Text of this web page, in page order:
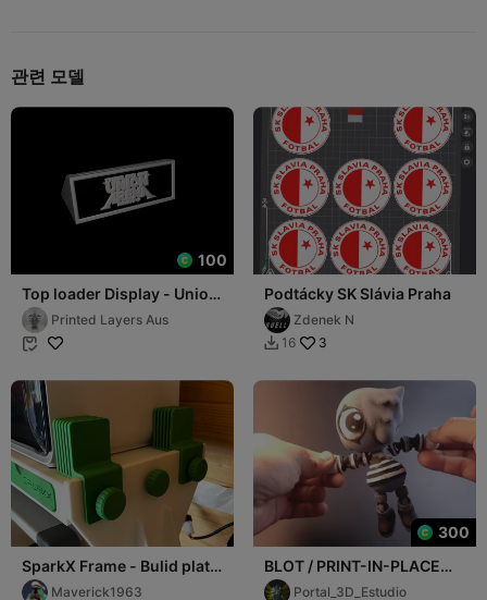
관련 모델
100
Top loader Display - Union
ArenaPrinted Layers Aus

Podtácky SK Slávia Praha
Zdenek N
 16 3
SparkX Frame - Bulid plate
storage bracket
Maverick1963
300
BLOT / PRINT-IN-PLACE
WITHOUT SUPPORT
Portal_3D_Estudio